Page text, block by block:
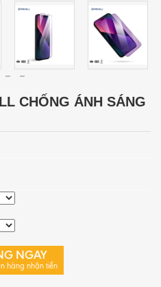
CHỐNG ÁNH SÁNG
NGAY
hàng nhận tiền